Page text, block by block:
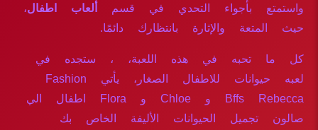
واستمتع بأجواء التحدي في قسم
ألعاب اطفال،
حيث المتعة والإثارة بانتظارك دائمًا.
كل ما تحبه في هذه اللعبة، ، ستجده في
لعبه حيوانات للاطفال الصغار، يأتي Fashion
Bffs Rebecca و Chloe و Flora اطفال الي
صالون تجميل الحيوانات الأليفة الخاص بك